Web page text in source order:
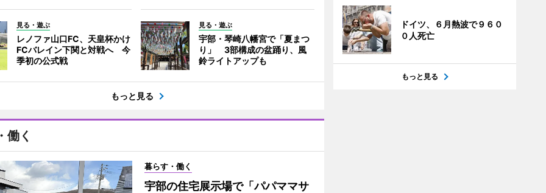
見る・遊ぶ
レノファ山口FC、天皇杯かけ
FCバレイン下関と対戦へ 今
季初の公式戦
見る・遊ぶ
宇部・琴崎八幡宮で「夏まつ
り」 3部構成の盆踊り、風
鈴ライトアップも
もっと見る
働く
暮らす・働く
宇部の住宅展示場で「パパママサ
ドイツ、６月熱波で９６０
０人死亡
もっと見る